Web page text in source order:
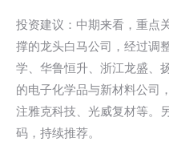
投资建议：中期来看，重点
撑的龙头白马公司，经过调
学、华鲁恒升、浙江龙盛、
的电子化学品与新材料公司
注雅克科技、光威复材等。
码，持续推荐。